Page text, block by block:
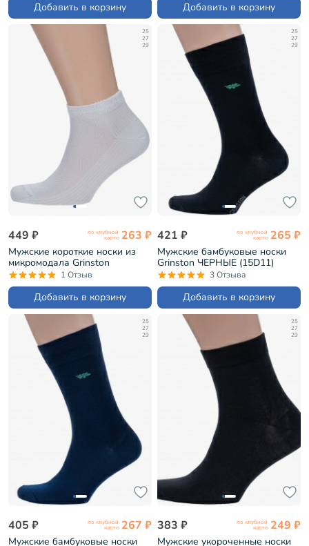
Добавить в корзину
Добавить в корзину
25
27
29
449 ₽ по клубной
карте 263 ₽
Мужские короткие носки из
микромодала Grinston
СВЕТЛО-СЕРЫЕ (15D10)
1 Отзыв
Добавить в корзину
25
27
29
421 ₽ по клубной
карте 265 ₽
Мужские бамбуковые носки
Grinston ЧЕРНЫЕ (15D11)
3 Отзыва
Добавить в корзину
25
27
29
405 ₽ по клубной
карте 267 ₽
Мужские бамбуковые носки
25
27
29
383 ₽ по клубной
карте 249 ₽
Мужские укороченные носки